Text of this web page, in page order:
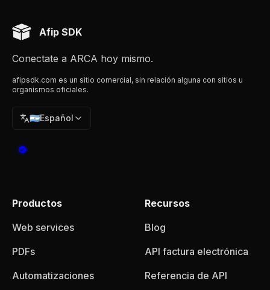
Afip SDK
Conectate a ARCA hoy mismo.
afipsdk.com es un sitio comercial, sin relación alguna con sitios u
organismos oficiales.
🇦🇷Español
Productos
Web services
PDFs
Automatizaciones
Recursos
Blog
API factura electrónica
Referencia de API